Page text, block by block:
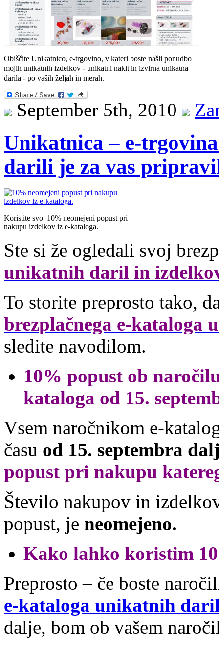
Obiščite Unikatnico, e-trgovino, v kateri boste našli ponudbo
mojih unikatnih izdelkov - unikatni nakit in izvirna unikatna
darila - po vaših željah in merah.
September 5th, 2010
Unikatnica – e-
darili je za vas
Koristite svoj 10% neomejeni popust pri
nakupu izdelkov iz e-kataloga.
Ste si že ogledali svoj
unikatnih daril in
To storite preprosto tako,
brezplačnega e-
sledite navodilom.
10% popust ob
kataloga od 15.
Vsem naročnikom e-
času od 15. septembra
popust pri nakupu
Število nakupov in
popust, je neomejeno.
Kako lahko koristim
Preprosto – če boste
e-kataloga unikatnih
dalje, bom ob vašem